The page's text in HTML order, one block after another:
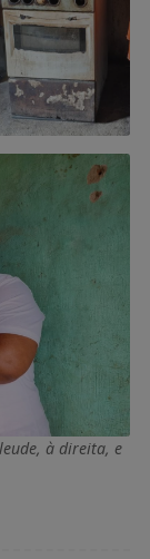
à direita, e